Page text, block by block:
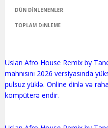
DÜN DINLENENLER
TOPLAM DINLEME
Uslan Afro House Remix by
mahnısını 2026 versiyasında
pulsuz yüklə. Online dinlə və
kompüterə endir.